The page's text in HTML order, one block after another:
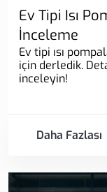
Ev Tipi Isı
İnceleme
Ev tipi ısı
için derledik.
inceleyin!
Daha Fazlası